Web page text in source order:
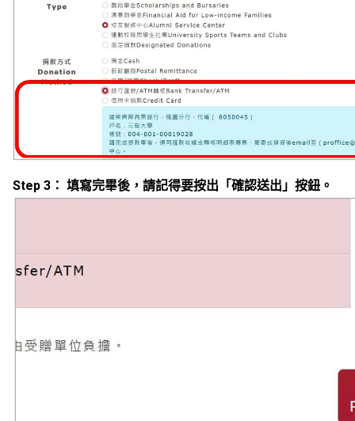
Step 3 ： 填寫完畢後，請記得要按出「確認送出」按鈕。